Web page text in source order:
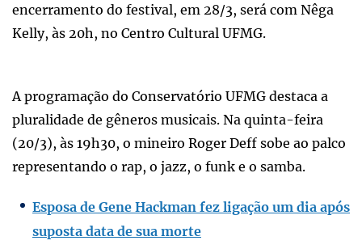
encerramento do festival, em 28/3, será com Nêga
Kelly, às 20h, no Centro Cultural UFMG.
A programação do Conservatório UFMG destaca a
pluralidade de gêneros musicais. Na quinta-feira
(20/3), às 19h30, o mineiro Roger Deff sobe ao palco
representando o rap, o jazz, o funk e o samba.
Esposa de Gene Hackman fez ligação um dia após
suposta data de sua morte